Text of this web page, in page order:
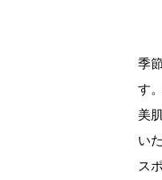
季
す
美
い
ス